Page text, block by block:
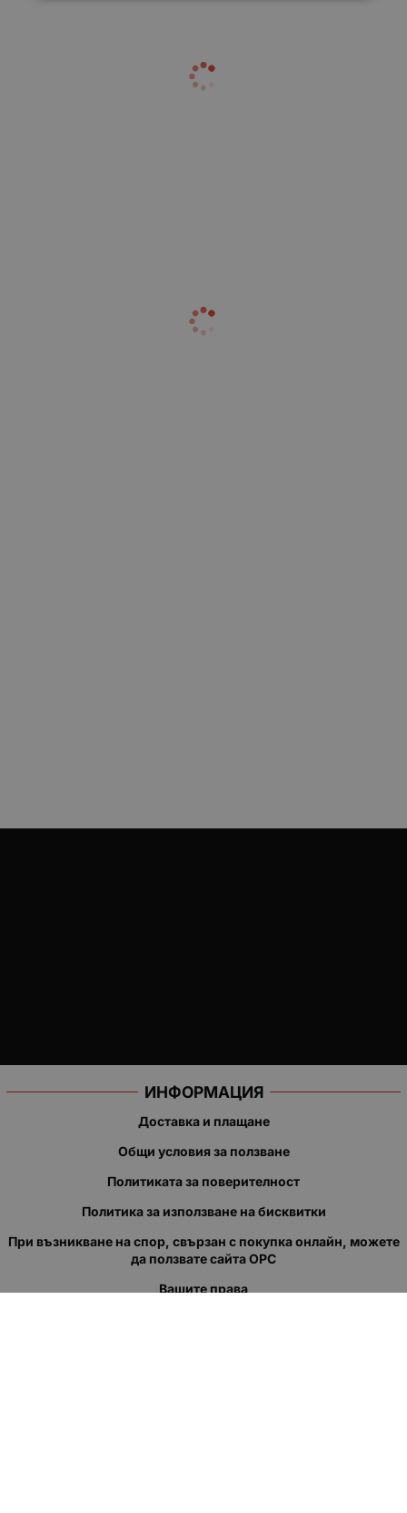
ИНФОРМАЦИЯ
Доставка и плащане
Общи условия за ползване
Политиката за поверителност
Политика за използване на бисквитки
При възникване на спор, свързан с покупка онлайн, можете
да ползвате сайта ОРС
Вашите права